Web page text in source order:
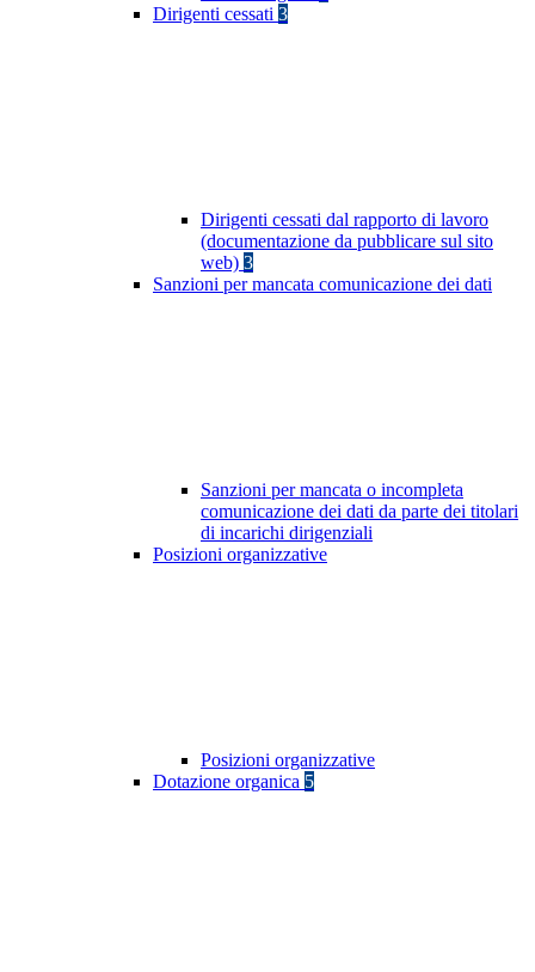
Dirigenti cessati 3
Dirigenti cessati dal rapporto di lavoro
(documentazione da pubblicare sul sito
web) 3
Sanzioni per mancata comunicazione dei dati
Sanzioni per mancata o incompleta
comunicazione dei dati da parte dei titolari
di incarichi dirigenziali
Posizioni organizzative
Posizioni organizzative
Dotazione organica 5